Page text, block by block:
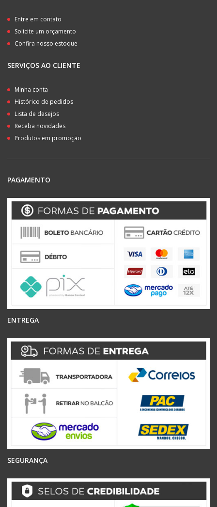
Entre em contato
Solicite um orçamento
Confira nosso estoque
SERVIÇOS AO CLIENTE
Minha conta
Histórico de pedidos
Lista de desejos
Receba novidades
Produtos em promoção
PAGAMENTO
ENTREGA
SEGURANÇA